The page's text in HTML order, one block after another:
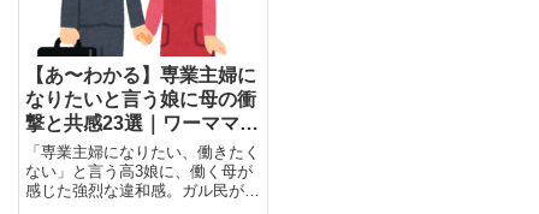
【あ〜わかる】専業主婦に
なりたいと言う娘に母の衝
撃と共感23選｜ワーママ疲
れ・反面教師のリアル
「専業主婦になりたい、働きたく
ない」と言う高3娘に、働く母が
感じた強烈な違和感。ガル民が語